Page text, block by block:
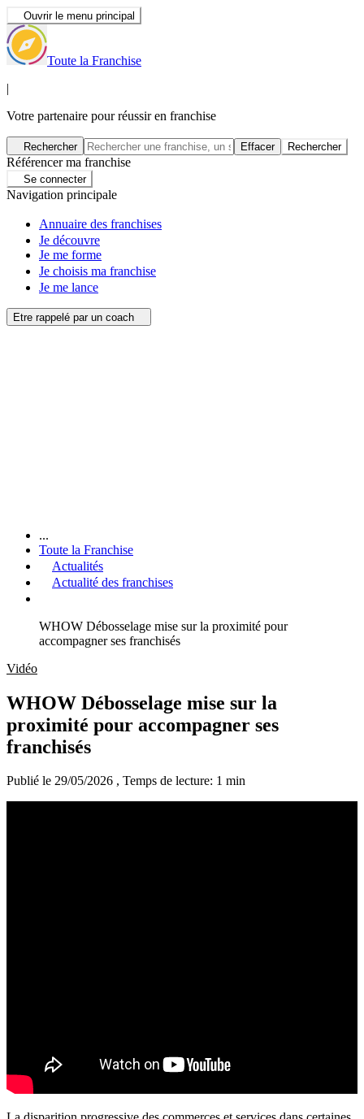
Ouvrir le menu principal
Toute la Franchise
|
Votre partenaire pour réussir en franchise
Rechercher Effacer Rechercher
Référencer ma franchise
Se connecter
Navigation principale
Annuaire des franchises
Je découvre
Je me forme
Je choisis ma franchise
Je me lance
Etre rappelé par un coach
...
Toute la Franchise
Actualités
Actualité des franchises
WHOW Débosselage mise sur la proximité pour
accompagner ses franchisés
Vidéo
WHOW Débosselage mise sur la
proximité pour accompagner ses
franchisés
Publié le 29/05/2026 , Temps de lecture: 1 min